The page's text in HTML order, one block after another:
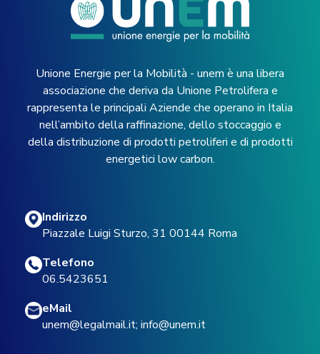
Unione Energie per la Mobilità - unem è una libera
associazione che deriva da Unione Petrolifera e
rappresenta le principali Aziende che operano in Italia
nell’ambito della raffinazione, dello stoccaggio e
della distribuzione di prodotti petroliferi e di prodotti
energetici low carbon.
Indirizzo
Piazzale Luigi Sturzo, 31 00144 Roma
Telefono
06.5423651
eMail
unem@legalmail.it; info@unem.it